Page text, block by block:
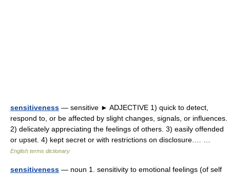
sensitiveness — sensitive ► ADJECTIVE 1) quick to detect,
respond to, or be affected by slight changes, signals, or influences.
2) delicately appreciating the feelings of others. 3) easily offended
or upset. 4) kept secret or with restrictions on disclosure.… …
English terms dictionary
sensitiveness — noun 1. sensitivity to emotional feelings (of self